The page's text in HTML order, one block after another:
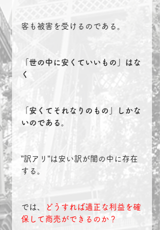
客も被害を受けるのである。
「世の中に安くていいもの」はな
く
「安くてそれなりのもの」しかな
いのである。
”訳アリ”は安い訳が闇の中に存在
する。
では、
どうすれば適正な利益を確
保して商売ができるのか？